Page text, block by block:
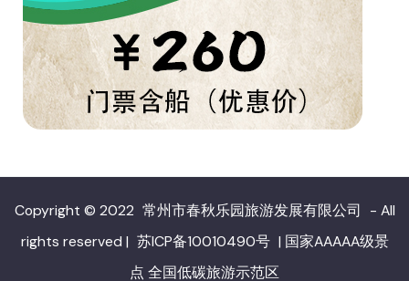
Copyright © 2022 常州市春秋乐园旅游发展有限公司 - All
rights reserved | 苏ICP备10010490号 | 国家AAAAA级景
点 全国低碳旅游示范区